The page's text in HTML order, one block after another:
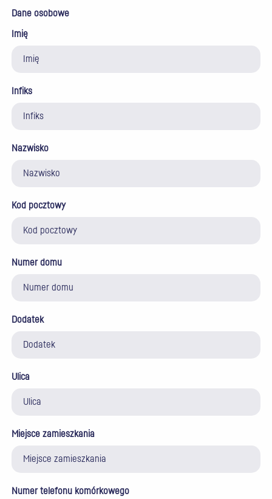
Dane osobowe
Imię
Infiks
Nazwisko
Kod pocztowy
Numer domu
Dodatek
Ulica
Miejsce zamieszkania
Numer telefonu komórkowego